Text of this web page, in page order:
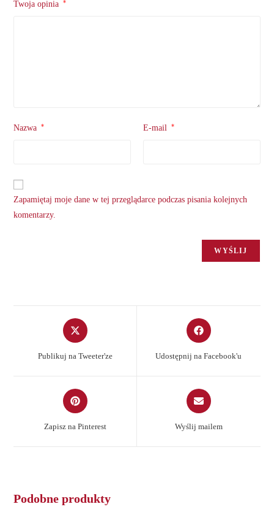
Twoja opinia *
Nazwa * E-mail *
Zapamiętaj moje dane w tej przeglądarce podczas pisania kolejnych
komentarzy.
Opens
in
new
Publikuj na Tweeter'ze
Opens
in
new
Udostępnij na Facebook'u
Opens
in
Zapisz na Pinterest
Opens
in
new
Wyślij mailem
Podobne produkty